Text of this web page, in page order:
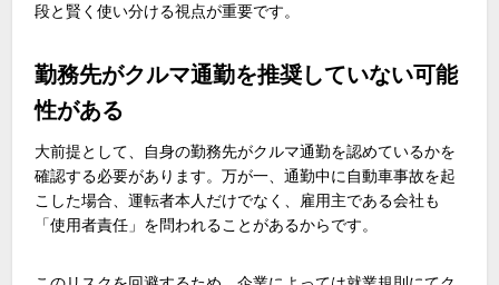
段と賢く使い分ける視点が重要です。
勤務先がクルマ通勤を推奨していない可能
性がある
大前提として、自身の勤務先がクルマ通勤を認めているかを
確認する必要があります。万が一、通勤中に自動車事故を起
こした場合、運転者本人だけでなく、雇用主である会社も
「使用者責任」を問われることがあるからです。